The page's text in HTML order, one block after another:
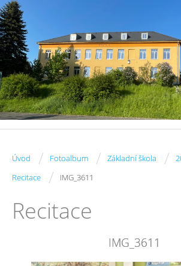
Úvod / Fotoalbum / Základní škola /
Recitace / IMG_3611
Recitace
IMG_3611